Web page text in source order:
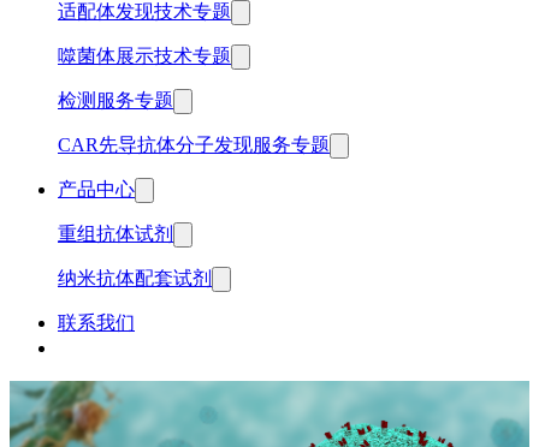
适配体发现技术专题
噬菌体展示技术专题
检测服务专题
CAR先导抗体分子发现服务专题
产品中心
重组抗体试剂
纳米抗体配套试剂
联系我们